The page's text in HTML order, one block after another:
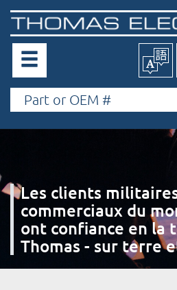
Les clients
commerciaux du
ont confiance en la
Thomas - sur terre